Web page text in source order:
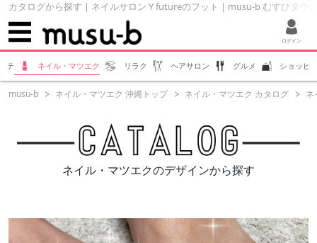
カタログから探す | ネイルサロン Y futureのフット | musu-b むすびタウン
ログイン
テ ネイル・マツエク リラク ヘアサロン グルメ ショッピ
musu-b ネイル・マツエク 沖縄トップ ネイル・マツエク カタログ ネ
ネイル・マツエクのデザインから探す